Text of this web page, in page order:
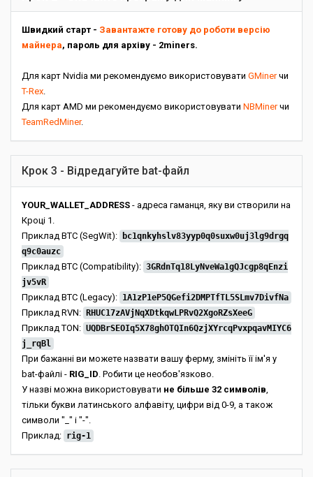
Швидкий старт - Завантажте готову до роботи версію
майнера, пароль для архіву - 2miners.
Для карт Nvidia ми рекомендуємо використовувати GMinerчи
T-Rex.
Для карт AMD ми рекомендуємо використовувати NBMinerчи
TeamRedMiner.
Крок 3 - Відредагуйте bat-файл
YOUR_WALLET_ADDRESS - адреса гаманця, яку ви створили на
Кроці 1.
Приклад BTC (SegWit):
bc1qnkyhslv83yyp0q0suxw0uj3lg9drgq
q9c0auzc
Приклад BTC (Compatibility): 3GRdnTq18LyNveWa1gQJcgp8qEnzi
jv5vR
Приклад BTC (Legacy): 1A1zP1eP5QGefi2DMPTfTL5SLmv7DivfNa
Приклад RVN: RHUC17zAVjNqXDtkqwLPRvQ2XgoRZsXeeG
Приклад TON: UQDBrSEOIq5X78ghOTQIn6QzjXYrcqPvxpqavMIYC6
j_rqBl
При бажанні ви можете назвати вашу ферму, змініть її ім'я у
bat-файлі - RIG_ID. Робити це необов'язково.
У назві можна використовувати не більше 32 символів,
тільки букви латинського алфавіту, цифри від 0-9, а також
символи "_" і "-".
Приклад: rig-1